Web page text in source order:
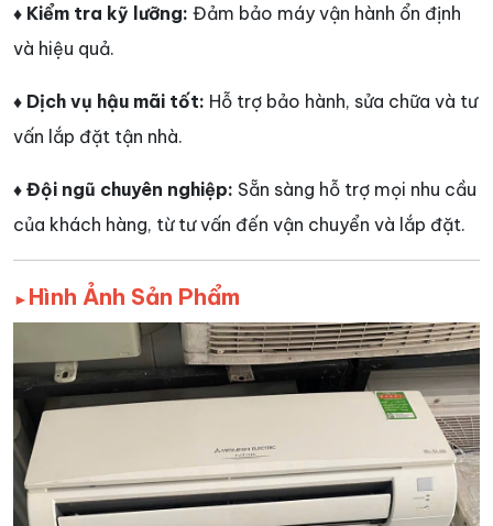
♦ Kiểm tra kỹ lưỡng: Đảm bảo máy vận hành ổn định
và hiệu quả.
♦ Dịch vụ hậu mãi tốt: Hỗ trợ bảo hành, sửa chữa và tư
vấn lắp đặt tận nhà.
♦ Đội ngũ chuyên nghiệp: Sẵn sàng hỗ trợ mọi nhu cầu
của khách hàng, từ tư vấn đến vận chuyển và lắp đặt.
► Hình Ảnh Sản Phẩm